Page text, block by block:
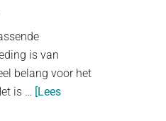
is van
belang voor het
is … [Lees